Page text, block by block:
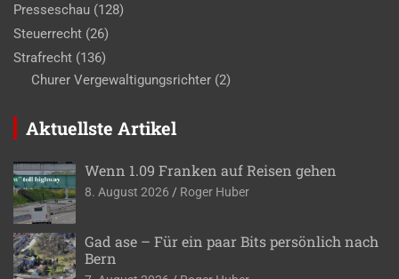
Presseschau (128)
Steuerrecht (26)
Strafrecht (136)
Churer Vergewaltigungsrichter (2)
Aktuellste Artikel
Wenn 1.09 Franken auf Reisen gehen
8. August 2026 Roger Huber
Gad ase – Für ein paar Bits persönlich nach
Bern